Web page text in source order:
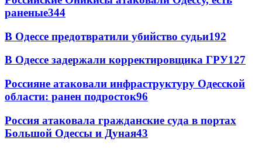
раненые344
В Одессе предотвратили убийство судьи192
В Одессе задержали корректировщика ГРУ127
Россияне атаковали инфраструктуру Одесской
области: ранен подросток96
Россия атаковала гражданские суда в портах
Большой Одессы и Дуная43